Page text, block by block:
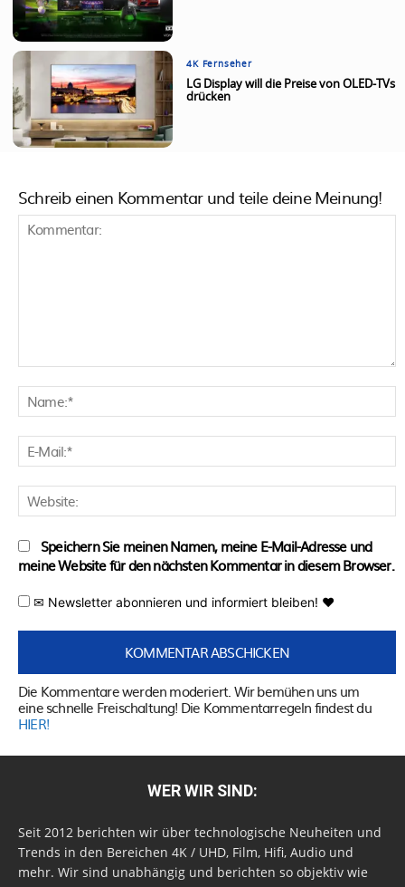
4K Fernseher
LG Display will die Preise von OLED-TVs
drücken
Schreib einen Kommentar und teile deine Meinung!
Speichern Sie meinen Namen, meine E-Mail-Adresse und
meine Website für den nächsten Kommentar in diesem Browser.
✉ Newsletter abonnieren und informiert bleiben! ♥
Die Kommentare werden moderiert. Wir bemühen uns um
eine schnelle Freischaltung! Die Kommentarregeln findest du
HIER!
WER WIR SIND:
Seit 2012 berichten wir über technologische Neuheiten und
Trends in den Bereichen 4K / UHD, Film, Hifi, Audio und
mehr. Wir sind unabhängig und berichten so objektiv wie